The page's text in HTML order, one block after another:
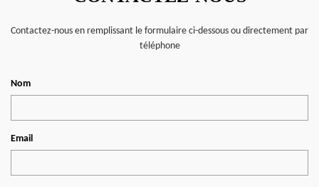
Contactez-nous en remplissant le formulaire ci-dessous ou directement par
téléphone
Nom
Email